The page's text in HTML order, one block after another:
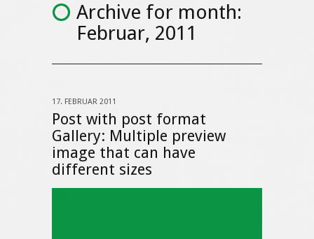
Archive for month:
Februar, 2011
Post with post format
Gallery: Multiple preview
image that can have
different sizes
17. FEBRUAR 2011